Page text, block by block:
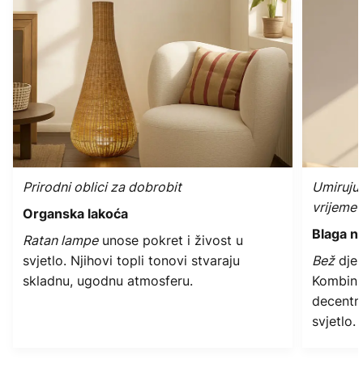
Prirodni oblici za dobrobit
Organska lakoća
Ratan lampeunose pokret i živost u
svjetlo. Njihovi topli tonovi stvaraju
skladnu, ugodnu atmosferu.
vrijeme
Blaga
Bež
svjetlo.